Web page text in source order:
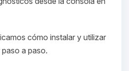
cómo instalar y utilizar
a paso.